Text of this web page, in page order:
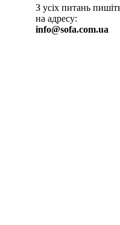
З усіх питань
на адресу:
info@sofa.com.ua